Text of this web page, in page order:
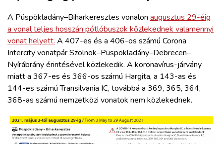
A Püspökladány–Biharkeresztes vonalon augusztus 29-éig
a vonal teljes hosszán pótlóbuszok közlekednek valamennyi
vonat helyett.A 407-es és a 406-os számú Corona
Intercity vonatpár Szolnok–Püspökladány–Debrecen–
Nyírábrány érintésével közlekedik. A koronavírus-járvány
miatt a 367-es és 366-os számú Hargita, a 143-as és
144-es számú Transilvania IC, továbbá a 369, 365, 364,
368-as számú nemzetközi vonatok nem közlekednek.